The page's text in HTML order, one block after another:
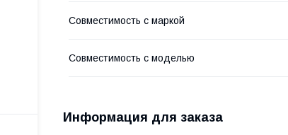
Совместимость с маркой
Совместимость с моделью
Информация для заказа